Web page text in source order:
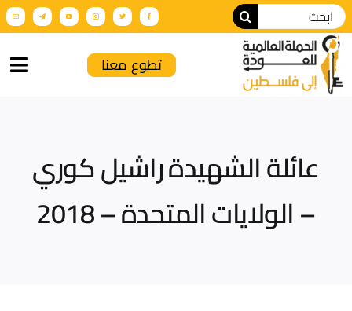
من نحن
أنشطة الحملة
تطوع معنا
عائلة الشهيدة راشيل كوري
– الولايات المتحدة – 2018